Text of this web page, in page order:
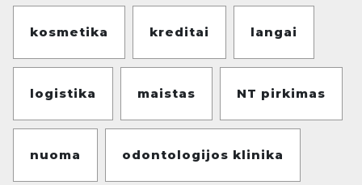
kosmetika kreditai langai
logistika maistas NT pirkimas
nuoma odontologijos klinika